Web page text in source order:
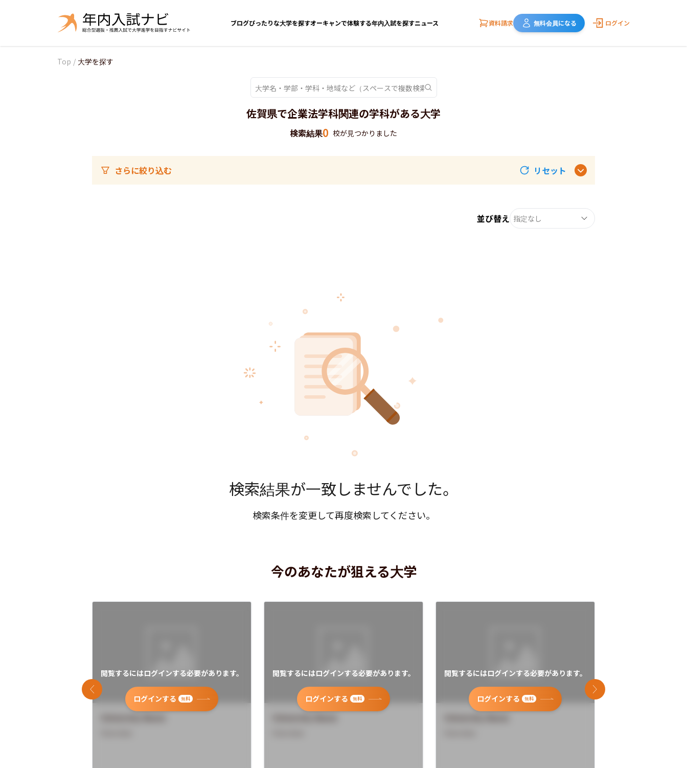
ブログぴったりな大学を探すオーキャンで体験する年内入試を探すニュース 資料請求 無料会員になる ログイン
Top / 大学を探す
佐賀県で企業法学科関連の学科がある大学
検索結果0 校が見つかりました
さらに絞り込む リセット
並び替え 指定なし
検索結果が一致しませんでした。
検索条件を変更して再度検索してください。
今のあなたが狙える大学
閲覧するにはログインする必要があります。
ログインする 無料
閲覧するにはログインする必要があります。
ログインする 無料
閲覧するにはログインする必要があります。
ログインする 無料
前のスライド 次のスライド